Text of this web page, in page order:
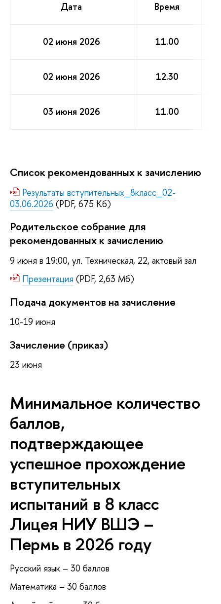
Дата Время
02 июня 2026 11.00
02 июня 2026 12.30
03 июня 2026 11.00
Список рекомендованных к зачислению
Результаты вступительных_8класс_02-
03.06.2026 (PDF, 675 Кб)
Родительское собрание для
рекомендованных к зачислению
9 июня в 19:00, ул. Техническая, 22, актовый зал
Презентация (PDF, 2,63 Мб)
Подача документов на зачисление
10-19 июня
Зачисление (приказ)
23 июня
Минимальное количество
баллов,
подтверждающее
успешное прохождение
вступительных
испытаний в 8 класс
Лицея НИУ ВШЭ –
Пермь в 2026 году
Русский язык – 30 баллов
Математика – 30 баллов